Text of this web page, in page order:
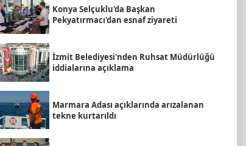
Konya Selçuklu'da Başkan
Pekyatırmacı'dan esnaf ziyareti
İzmit Belediyesi'nden Ruhsat Müdürlüğü
iddialarına açıklama
Marmara Adası açıklarında arızalanan
tekne kurtarıldı